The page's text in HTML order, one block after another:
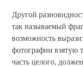
Другой
так называемый
возможность
фотографии взятую
часть целого,